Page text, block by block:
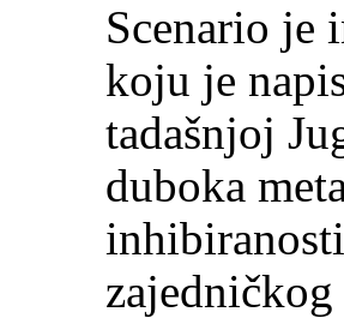
Scenario je
koju je
tadašnjoj
duboka